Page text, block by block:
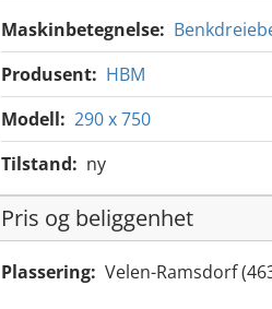
Maskinbetegnelse:
Produsent: HBM
Modell: 290 x 750
Tilstand: ny
Pris og beliggenhet
Plassering: Velen-Ramsdorf